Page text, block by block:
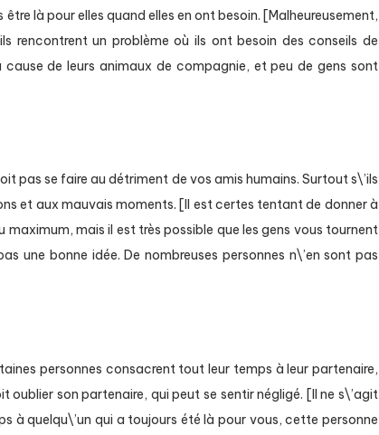
là pour elles quand elles en ont besoin. [Malheureusement,
rencontrent un problème où ils ont besoin des conseils de
de leurs animaux de compagnie, et peu de gens sont
pas se faire au détriment de vos amis humains. Surtout s\’ils
et aux mauvais moments. [Il est certes tentant de donner à
mais il est très possible que les gens vous tournent
une bonne idée. De nombreuses personnes n\’en sont pas
personnes consacrent tout leur temps à leur partenaire,
oublier son partenaire, qui peut se sentir négligé. [Il ne s\’agit
à quelqu\’un qui a toujours été là pour vous, cette personne